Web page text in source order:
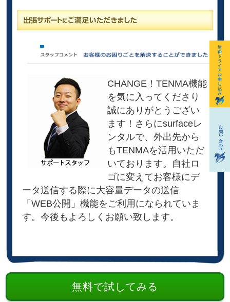
CHANGE！TENMA機能
を気に入ってくださり
誠にありがとうござい
ます！さらにsurfaceレ
ンタルで、外出先から
もTENMAを活用いただ
いております。自社ロ
ゴに変えてお客様にデ
ータ送信する際に大容量データの送信
「WEB公開」機能をご利用になられていま
す。今後もよろしくお願い致します。
無料で試してみる